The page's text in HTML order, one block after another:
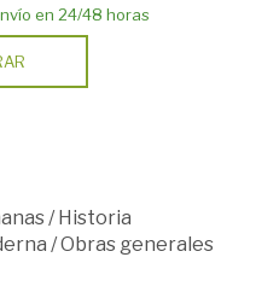
en 24/48 horas
/Historia
/Obras generales